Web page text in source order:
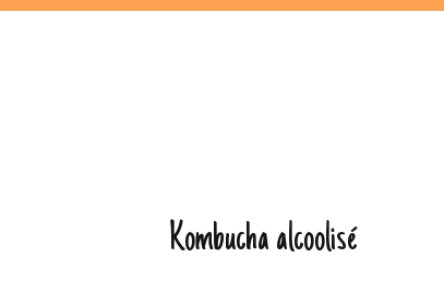
Aller
Kombucha alcoolisé